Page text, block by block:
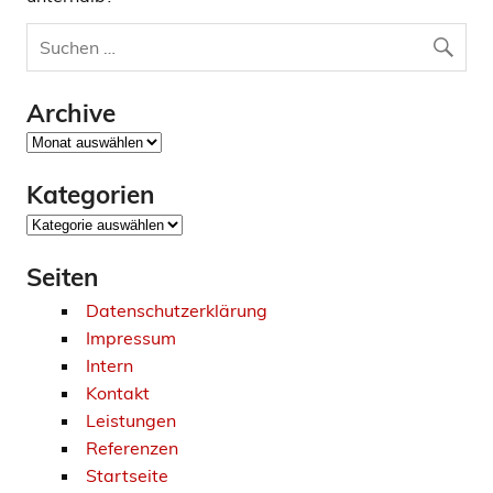
Archive
Archive
Kategorien
Kategorien
Seiten
Datenschutzerklärung
Impressum
Intern
Kontakt
Leistungen
Referenzen
Startseite